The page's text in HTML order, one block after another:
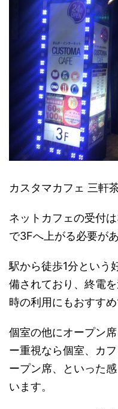
カスタマカフェ 三軒
ネットカフェの受付
で3Fへ上がる必要があ
駅から徒歩1分という
備されており、終電
時の利用にもおすすめ
個室の他にオープン
ー重視なら個室、カ
ープン席、といった
います。